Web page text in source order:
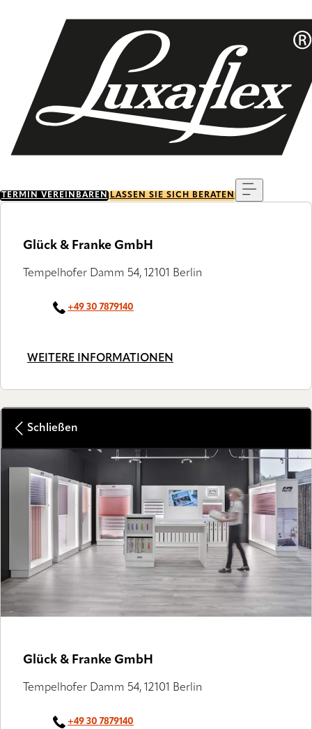
TERMIN VEREINBAREN LASSEN SIE SICH BERATEN
Glück & Franke GmbH
Tempelhofer Damm 54, 12101 Berlin
+49 30 7879140
WEITERE INFORMATIONEN
Schließen
Glück & Franke GmbH
Tempelhofer Damm 54, 12101 Berlin
+49 30 7879140